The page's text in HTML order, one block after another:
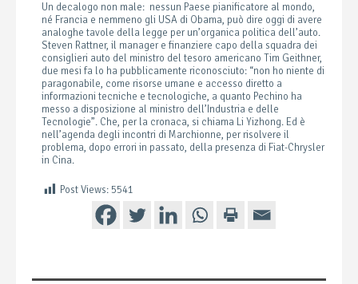
Un decalogo non male: nessun Paese pianificatore al mondo,
né Francia e nemmeno gli USA di Obama, può dire oggi di avere
analoghe tavole della legge per un’organica politica dell’auto.
Steven Rattner, il manager e finanziere capo della squadra dei
consiglieri auto del ministro del tesoro americano Tim Geithner,
due mesi fa lo ha pubblicamente riconosciuto: “non ho niente di
paragonabile, come risorse umane e accesso diretto a
informazioni tecniche e tecnologiche, a quanto Pechino ha
messo a disposizione al ministro dell’Industria e delle
Tecnologie”. Che, per la cronaca, si chiama Li Yizhong. Ed è
nell’agenda degli incontri di Marchionne, per risolvere il
problema, dopo errori in passato, della presenza di Fiat-Chrysler
in Cina.
Post Views: 5541